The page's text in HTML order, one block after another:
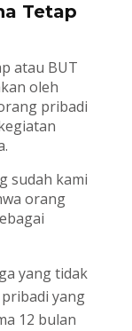
Tetap
atau BUT
oleh
pribadi
sudah kami
orang
yang tidak
yang
12 bulan